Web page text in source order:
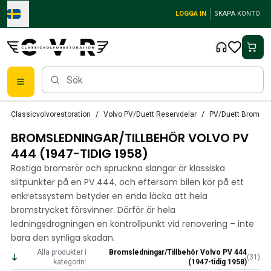
Skip to main content
LOGGA IN SKAPA KONTO
Tändsystem
Bränslefilter
Fälgar
Volvo PV/Duett Reservdelar
PV/Duett Bromssystem
PV/Duett Bränsle/avgassystem
PV/Duett Elsystem
PV/Duett Framvagn
PV/Duett Inredning
PV/Duett Karosseri
Classicvolvorestoration Volvo PV/Duett Reservdelar PV/Duett
BROMSLEDNINGAR/TILLBEHÖR VOLVO PV
444 (1947-TIDIG 1958)
Rostiga bromsrör och spruckna slangar är klassiska
slitpunkter på en PV 444, och eftersom bilen kör på ett
enkretssystem betyder en enda läcka att hela
bromstrycket försvinner. Därför är hela
ledningsdragningen en kontrollpunkt vid renovering – inte
bara den synliga skadan.
Alla produkter i
kategorin:
Bromsledningar/Tillbehör Volvo PV 444
(1947-tidig 1958)
(31 )